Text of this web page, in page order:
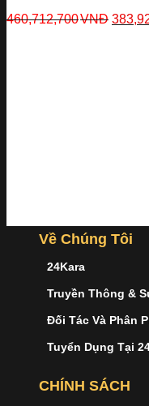
460,712,700VNĐ
Về Chúng Tôi
24Kara
Truyền Thông &
Đối Tác Và Phân
Tuyển Dụng Tại
CHÍNH SÁCH